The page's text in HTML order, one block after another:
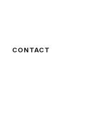
CONTACT